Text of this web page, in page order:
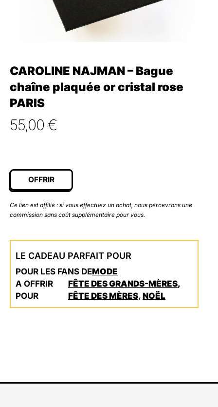
CAROLINE NAJMAN – Bague
chaîne plaquée or cristal rose
PARIS
55,00 €
OFFRIR
Ce lien est affilié : si vous effectuez un achat, nous percevrons une
commission sans coût supplémentaire pour vous.
LE CADEAU PARFAIT POUR
POUR LES FANS DEMODE
A OFFRIR
POUR
FÊTE DES GRANDS-MÈRES,
FÊTE DES MÈRES, NOËL